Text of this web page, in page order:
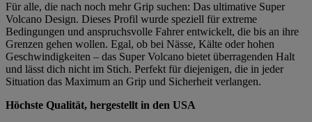
Für alle, die nach noch mehr Grip suchen: Das ultimative Super
Volcano Design. Dieses Profil wurde speziell für extreme
Bedingungen und anspruchsvolle Fahrer entwickelt, die bis an ihre
Grenzen gehen wollen. Egal, ob bei Nässe, Kälte oder hohen
Geschwindigkeiten – das Super Volcano bietet überragenden Halt
und lässt dich nicht im Stich. Perfekt für diejenigen, die in jeder
Situation das Maximum an Grip und Sicherheit verlangen.
Höchste Qualität, hergestellt in den USA